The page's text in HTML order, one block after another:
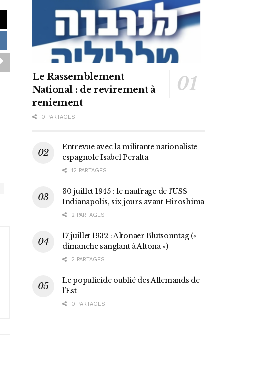
Le Rassemblement
National : de revirement à
reniement
0 PARTAGES
Entrevue avec la militante nationaliste
espagnole Isabel Peralta
12 PARTAGES
30 juillet 1945 : le naufrage de l’USS
Indianapolis, six jours avant Hiroshima
2 PARTAGES
17 juillet 1932 : Altonaer Blutsonntag («
dimanche sanglant à Altona »)
2 PARTAGES
Le populicide oublié des Allemands de
l’Est
0 PARTAGES